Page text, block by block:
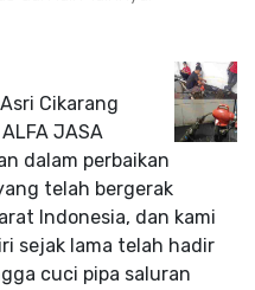
Cikarang
JASA
dalam perbaikan
telah bergerak
Indonesia, dan kami
sejak lama telah hadir
cuci pipa saluran